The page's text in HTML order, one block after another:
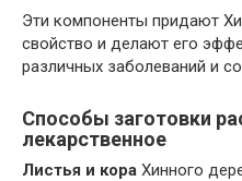
Эти компоненты придают
свойство и делают его
различных заболеваний и
Способы заготовки
лекарственное
Листья и кора Хинного